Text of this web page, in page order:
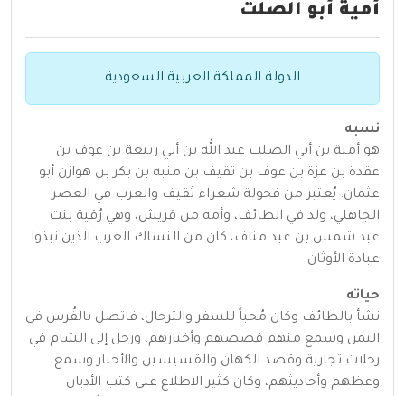
أمية أبو الصلت
الدولة المملكة العربية السعودية
نسبه
هو أمية بن أبي الصلت عبد الله بن أبي ربيعة بن عوف بن
عقدة بن عزة بن عوف بن ثقيف بن منبه بن بكر بن هوازن أبو
عثمان. يُعتبر من فحولة شعراء ثقيف والعرب في العصر
الجاهلي، ولد في الطائف، وأمه من قريش، وهي رُقية بنت
عبد شمس بن عبد مناف، كان من النساك العرب الذين نبذوا
عبادة الأوثان.
حياته
نشأ بالطائف وكان مُحباً للسفر والترحال، فاتصل بالفُرس في
اليمن وسمع منهم قصصهم وأخبارهم، ورحل إلى الشام في
رحلات تجارية وقصد الكهان والقسيسين والأحبار وسمع
وعظهم وأحاديثهم، وكان كثير الاطلاع على كتب الأديان